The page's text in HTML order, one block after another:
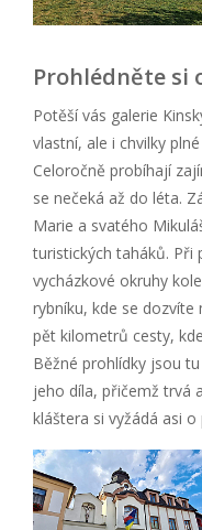
Prohlédněte si
Potěší vás galerie
vlastní, ale i chvilky
Celoročně probíhají
se nečeká až do léta.
Marie a svatého
turistických taháků. Při
vycházkové okruhy
rybníku, kde se dozvíte
pět kilometrů cesty,
Běžné prohlídky jsou
jeho díla, přičemž trvá
kláštera si vyžádá asi